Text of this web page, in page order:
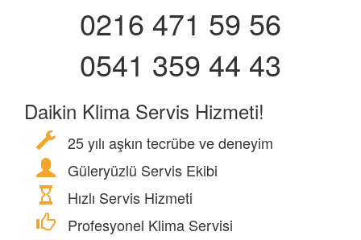
0216 471 59 56
0541 359 44 43
Daikin Klima Servis Hizmeti!
25 yılı aşkın tecrübe ve deneyim
Güleryüzlü Servis Ekibi
Hızlı Servis Hizmeti
Profesyonel Klima Servisi